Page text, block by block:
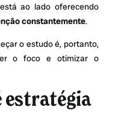
ao lado oferecendo
constantemente.
o estudo é, portanto,
o foco e otimizar o
estratégia